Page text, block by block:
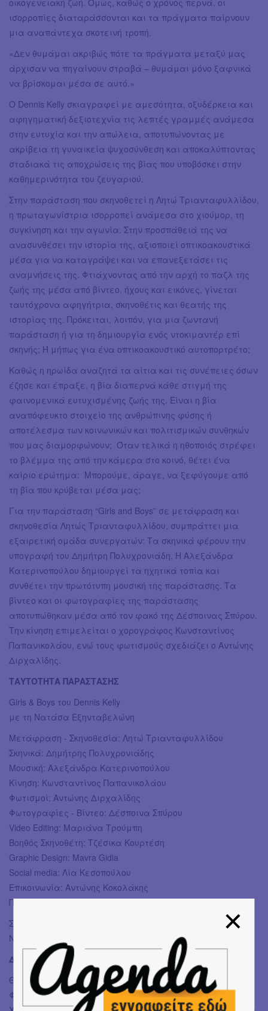
οικογενειακή ζωή. Όμως, καθώς ο χρόνος περνά, οι
ισορροπίες διαταράσσονται και τα πράγματα παίρνουν
μια αναπάντεχα σκοτεινή τροπή.
«Δεν θυμάμαι ακριβώς πότε τα πράγματα μεταξύ μας
άρχισαν να πηγαίνουν στραβά – θυμάμαι μόνο ξαφνικά
να βρίσκομαι μέσα σε αυτό.»
Ο Dennis Kelly σκιαγραφεί με αμεσότητα, οξυδέρκεια και
αφηγηματική δεξιοτεχνία τις λεπτές γραμμές ανάμεσα
στην ευτυχία και την απώλεια, αποτυπώνοντας με
ακρίβεια τη γυναικεία ψυχοσύνθεση και αποκαλύπτοντας
σταδιακά τις αποχρώσεις της βίας που υποβόσκει στην
καθημερινότητα του ζευγαριού.
Στην παράσταση που σκηνοθετεί η Λητώ Τριανταφυλλίδου,
η πρωταγωνίστρια ισορροπεί ανάμεσα στο χιούμορ, τη
συγκίνηση και την αγωνία. Στην προσπάθειά της να
ανασυνθέσει την ιστορία της, αξιοποιεί οπτικοακουστικά
μέσα για να καταγράψει και να επανεξετάσει τις
αναμνήσεις της. Φτιάχνοντας από την αρχή το παζλ της
ζωής της μέσα από βίντεο, ήχους και εικόνες, γίνεται
ταυτόχρονα αφηγήτρια, σκηνοθέτις και θεατής της
ιστορίας της. Πρόκειται, λοιπόν, για μια ζωντανή
παράσταση ή για τη δημιουργία ενός ντοκιμαντέρ επί
σκηνής; Ή μήπως για ένα οπτικοακουστικό αυτοπορτρέτο;
Καθώς η ηρωίδα αναζητά τα αίτια και τις συνέπειες όσων
έζησε και έπραξε, η βία διαπερνά κάθε στιγμή της
φαινομενικά ευτυχισμένης ζωής της. Είναι η βία
αναπόφευκτο στοιχείο της ανθρώπινης φύσης ή
αποτέλεσμα των κοινωνικών και πολιτισμικών συνθηκών
που μας διαμορφώνουν; Όταν τελικά η ηθοποιός στρέφει
το βλέμμα της από την κάμερα στο κοινό, θέτει ένα
καίριο ερώτημα: Μπορούμε, άραγε, να ξεφύγουμε από
τη βία που κρύβεται μέσα μας;
Για την παράσταση “Girls and Boys” σε μετάφραση και
σκηνοθεσία Λητώς Τριανταφυλλίδου, συμπράττει μια
εξαιρετική ομάδα συνεργατών: Τα σκηνικά φέρουν την
υπογραφή του Δημήτρη Πολυχρονιάδη. Η Αλεξάνδρα
Κατερινοπούλου δημιουργεί τα ηχητικά τοπία και
συνθέτει την πρωτότυπη μουσική της παράστασης. Τα
βίντεο και οι φωτογραφίες της παράστασης
αποτυπώθηκαν μέσα από τον φακό της Δέσποινας Σπύρου.
Την κίνηση επιμελείται ο χορογράφος Κωνσταντίνος
Παπανικολάου, ενώ τους φωτισμούς σχεδιάζει ο Αντώνης
Διρχαλίδης.
ΤΑΥΤΟΤΗΤΑ ΠΑΡΑΣΤΑΣΗΣ
Girls & Boys του Dennis Kelly
με τη Νατάσα Εξηνταβελώνη
Μετάφραση - Σκηνοθεσία: Λητώ Τριανταφυλλίδου
Σκηνικά: Δημήτρης Πολυχρονιάδης
Μουσική: Αλεξάνδρα Κατερινοπούλου
Κίνηση: Κωνσταντίνος Παπανικολάου
Φωτισμοί: Αντώνης Διρχαλίδης
Φωτογραφίες - Βίντεο: Δέσποινα Σπύρου
Video Editing: Μαριάνα Τρούμπη
Βοηθός Σκηνοθέτη: Τζέσικα Κουρτέση
Graphic Design: Mavra Gidia
Social media: Λία Κεσοπούλου
Επικοινωνία: Αντώνης Κοκολάκης
Παραγωγή: Metropolitan: The Urban Theater
Στα βίντεο της παράστασης εμφανίζονται η Κάτια και ο
Νικόλας.
Διάρκεια παράστασης:
Θερμές ευχαριστίες στους: Δημήτρη Πασσά, Ηλέκτρα
Φραγκιαδάκη, Ολυμπία Γαϊτανίδη, Μπάμπη